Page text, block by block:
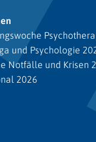
und Psychologie
Notfälle und Krisen
2026